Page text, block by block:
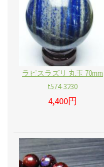
ラピスラズリ 丸玉 70mm
t574-3230
4,400円